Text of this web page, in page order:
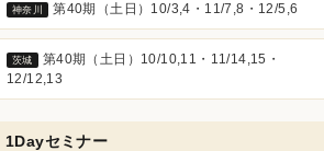
神奈川 第40期（土日）10/3,4・11/7,8・12/5,6
茨城
第40期（土日）10/10,11・11/14,15・
12/12,13
1Dayセミナー